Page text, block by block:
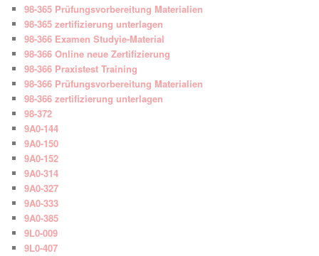
98-365 Prüfungsvorbereitung Materialien
98-365 zertifizierung unterlagen
98-366 Examen Studyie-Material
98-366 Online neue Zertifizierung
98-366 Praxistest Training
98-366 Prüfungsvorbereitung Materialien
98-366 zertifizierung unterlagen
98-372
9A0-144
9A0-150
9A0-152
9A0-314
9A0-327
9A0-333
9A0-385
9L0-009
9L0-407